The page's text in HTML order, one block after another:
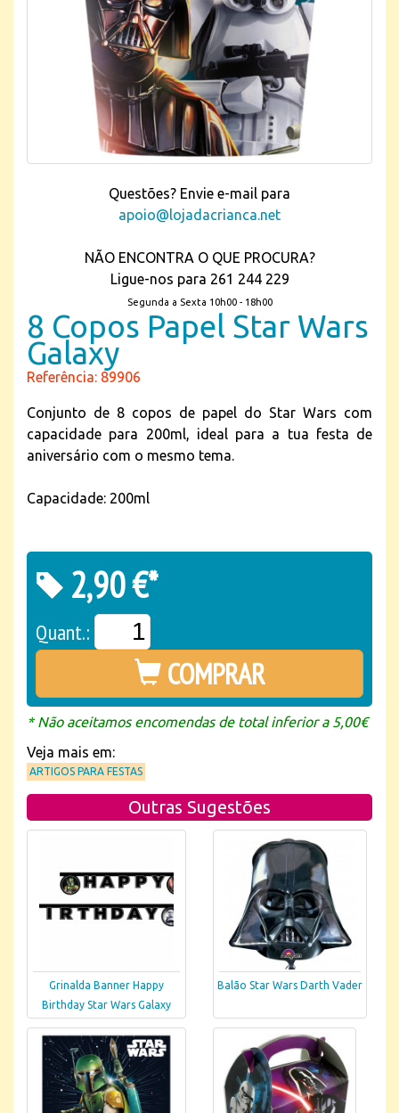
Questões? Envie e-mail para
apoio@lojadacrianca.net
NÃO ENCONTRA O QUE PROCURA?
Ligue-nos para 261 244 229
Segunda a Sexta 10h00 - 18h00
8 Copos Papel Star Wars
Galaxy
Referência: 89906
Conjunto de 8 copos de papel do Star Wars com
capacidade para 200ml, ideal para a tua festa de
aniversário com o mesmo tema.
Capacidade: 200ml
2,90 €*
Quant.:
COMPRAR
* Não aceitamos encomendas de total inferior a 5,00€
Veja mais em:
ARTIGOS PARA FESTAS
Outras Sugestões
Grinalda Banner Happy
Birthday Star Wars Galaxy
Balão Star Wars Darth Vader